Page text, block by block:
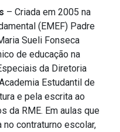
– Criada em 2005 na
(EMEF) Padre
Sueli Fonseca
de educação na
da Diretoria
Estudantil de
e pela escrita ao
da RME. Em aulas que
contraturno escolar,